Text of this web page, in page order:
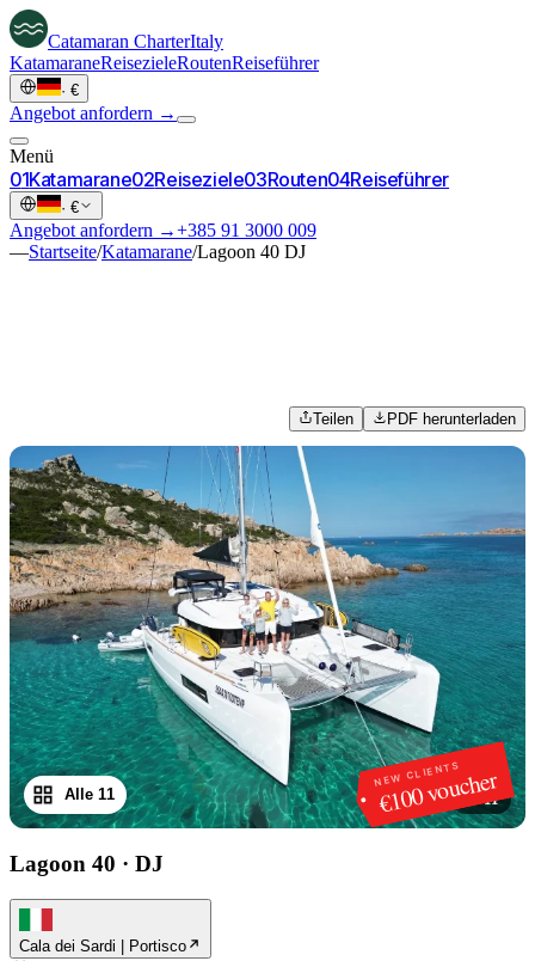
Catamaran CharterItaly
KatamaraneReisezieleRoutenReiseführer
· €
Angebot anfordern →
Menü
01Katamarane02Reiseziele03Routen04Reiseführer
· €
Angebot anfordern →+385 91 3000 009
—Startseite/Katamarane/Lagoon 40 DJ
Teilen PDF herunterladen
NEW CLIENTS
€100 voucher
1/11
Alle 11
Lagoon 40 · DJ
Cala dei Sardi | Portisco